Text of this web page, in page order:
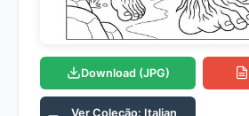
Download (JPG)
Ver Coleção: Italian